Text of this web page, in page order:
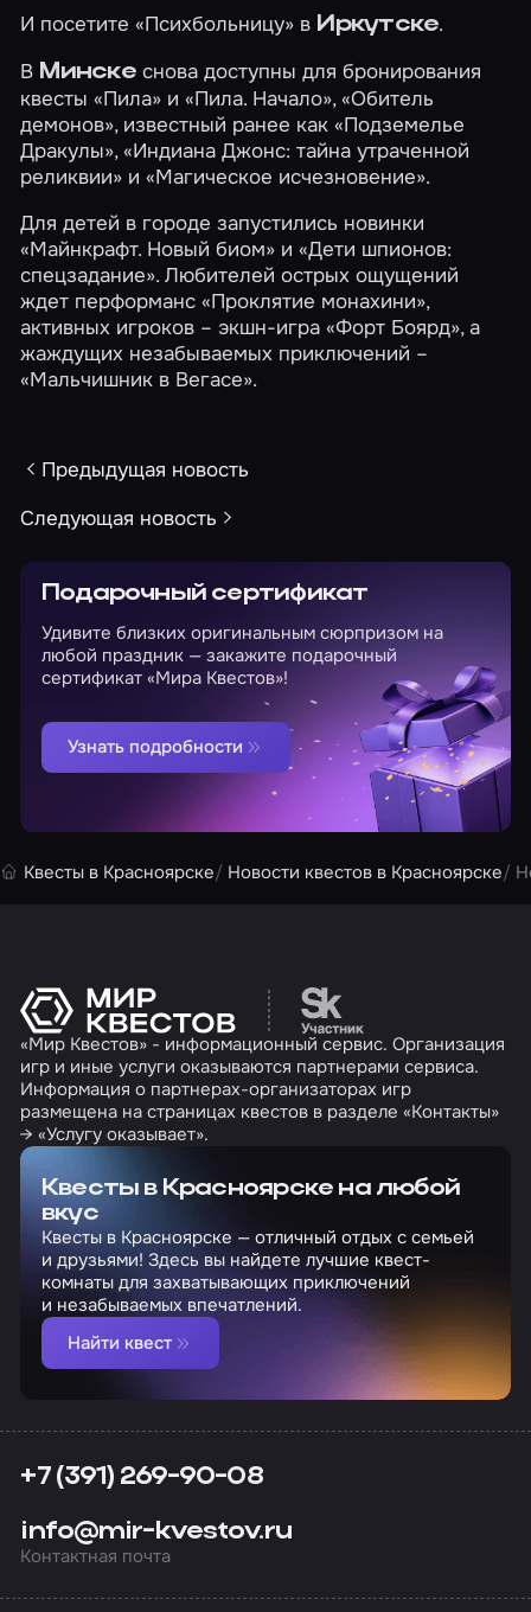
И посетите«Психбольницу» в Иркутске.
В Минскеснова доступны для бронирования
квесты«Пила» и«Пила. Начало»,«Обитель
демонов», известный ранее как «Подземелье
Дракулы»,«Индиана Джонс: тайна утраченной
реликвии» и«Магическое исчезновение».
Для детей в городе запустились новинки
«Майнкрафт. Новый биом» и«Дети шпионов:
спецзадание». Любителей острых ощущений
ждет перформанс«Проклятие монахини»,
активных игроков – экшн-игра«Форт Боярд», а
жаждущих незабываемых приключений –
«Мальчишник в Вегасе».
Предыдущая новость
Следующая новость
Подарочный сертификат
Удивите близких оригинальным сюрпризом на
любой праздник — закажите подарочный
сертификат «Мира Квестов»!
Узнать подробности
Квесты в Красноярске Новости квестов в Красноярске
Перейти на сайт
«Мир Квестов» - информационный сервис. Организация
игр и иные услуги оказываются партнерами сервиса.
Информация о партнерах-организаторах игр
размещена на страницах квестов в разделе «Контакты»
→ «Услугу оказывает».
Квесты в Красноярске на любой
вкус
Квесты в Красноярске — отличный отдых с семьей
и друзьями! Здесь вы найдете лучшие квест-
комнаты для захватывающих приключений
и незабываемых впечатлений.
Найти квест
+7 (391) 269-90-08
info@mir-kvestov.ru
Контактная почта